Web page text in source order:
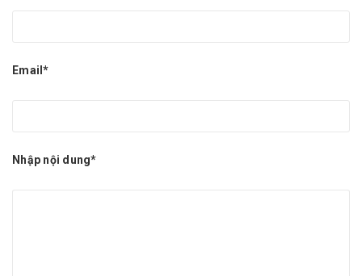
Email*
Nhập nội dung*